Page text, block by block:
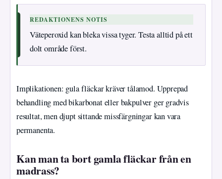
REDAKTIONENS NOTIS
Väteperoxid kan bleka vissa tyger. Testa alltid på ett
dolt område först.
Implikationen: gula fläckar kräver tålamod. Upprepad
behandling med bikarbonat eller bakpulver ger gradvis
resultat, men djupt sittande missfärgningar kan vara
permanenta.
Kan man ta bort gamla fläckar från en
madrass?